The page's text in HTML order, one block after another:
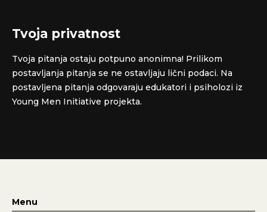
Tvoja privatnost
Tvoja pitanja ostaju potpuno anonimna! Prilikom
postavljanja pitanja se ne ostavljaju lični podaci. Na
postavljena pitanja odgovaraju edukatori i psiholozi iz
Young Men Initiative projekta.
Menu